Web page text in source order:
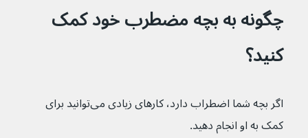
چگونه به بچه مضطرب خود کمک
کنید؟
اگر بچه شما اضطراب دارد، کارهای زیادی می‌توانید برای
کمک به او انجام دهید.